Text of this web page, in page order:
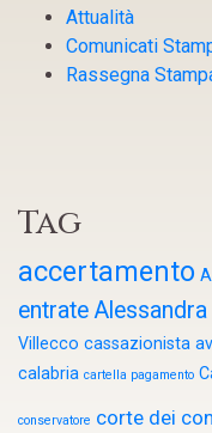
Attualità
Comunicati
Rassegna
Tag
accertamento
entrate
Villecco cassazionista
calabria cartella pagamento
conservatore corte dei